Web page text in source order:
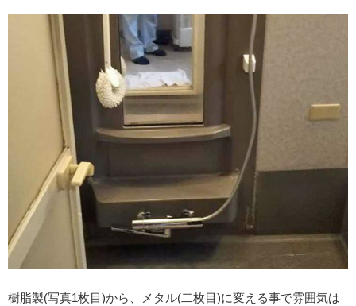
樹脂製(写真1枚目)から、メタル(二枚目)に変える事で雰囲気は